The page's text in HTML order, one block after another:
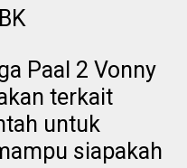
Paal 2 Vonny
terkait
untuk
siapakah